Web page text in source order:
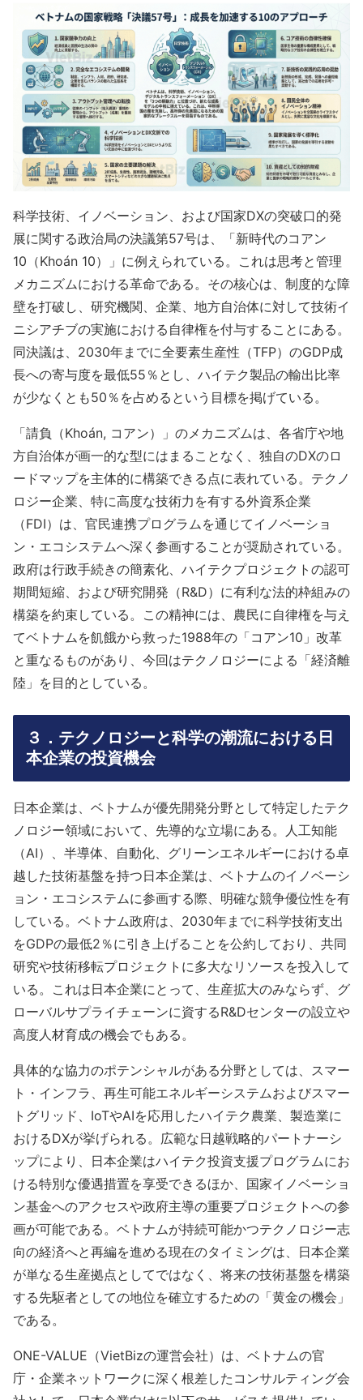
科学技術、イノベーション、および国家DXの突破口的発
展に関する政治局の決議第57号は、「新時代のコアン
10（Khoán 10）」に例えられている。これは思考と管理
メカニズムにおける革命である。その核心は、制度的な障
壁を打破し、研究機関、企業、地方自治体に対して技術イ
ニシアチブの実施における自律権を付与することにある。
同決議は、2030年までに全要素生産性（TFP）のGDP成
長への寄与度を最低55％とし、ハイテク製品の輸出比率
が少なくとも50％を占めるという目標を掲げている。
「請負（Khoán, コアン）」のメカニズムは、各省庁や地
方自治体が画一的な型にはまることなく、独自のDXのロ
ードマップを主体的に構築できる点に表れている。テクノ
ロジー企業、特に高度な技術力を有する外資系企業
（FDI）は、官民連携プログラムを通じてイノベーショ
ン・エコシステムへ深く参画することが奨励されている。
政府は行政手続きの簡素化、ハイテクプロジェクトの認可
期間短縮、および研究開発（R&D）に有利な法的枠組みの
構築を約束している。この精神には、農民に自律権を与え
てベトナムを飢餓から救った1988年の「コアン10」改革
と重なるものがあり、今回はテクノロジーによる「経済離
陸」を目的としている。
３． テクノロジーと科学の潮流における日
本企業の投資機会
日本企業は、ベトナムが優先開発分野として特定したテク
ノロジー領域において、先導的な立場にある。人工知能
（AI）、半導体、自動化、グリーンエネルギーにおける卓
越した技術基盤を持つ日本企業は、ベトナムのイノベーシ
ョン・エコシステムに参画する際、明確な競争優位性を有
している。ベトナム政府は、2030年までに科学技術支出
をGDPの最低2％に引き上げることを公約しており、共同
研究や技術移転プロジェクトに多大なリソースを投入して
いる。これは日本企業にとって、生産拡大のみならず、グ
ローバルサプライチェーンに資するR&Dセンターの設立や
高度人材育成の機会でもある。
具体的な協力のポテンシャルがある分野としては、スマー
ト・インフラ、再生可能エネルギーシステムおよびスマー
トグリッド、IoTやAIを応用したハイテク農業、製造業に
おけるDXが挙げられる。広範な日越戦略的パートナーシ
ップにより、日本企業はハイテク投資支援プログラムにお
ける特別な優遇措置を享受できるほか、国家イノベーショ
ン基金へのアクセスや政府主導の重要プロジェクトへの参
画が可能である。ベトナムが持続可能かつテクノロジー志
向の経済へと再編を進める現在のタイミングは、日本企業
が単なる生産拠点としてではなく、将来の技術基盤を構築
する先駆者としての地位を確立するための「黄金の機会」
である。
ONE-VALUE（VietBizの運営会社）は、ベトナムの官
庁・企業ネットワークに深く根差したコンサルティング会